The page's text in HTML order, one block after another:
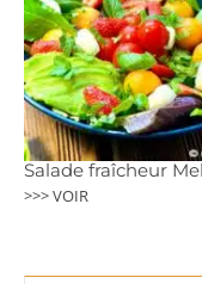
Salade fraîcheur
>>> VOIR